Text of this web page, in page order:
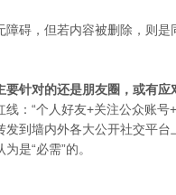
障碍，但若内容被删除，则
针对的还是朋友圈，或有应
：“个人好友+关注公众账
到墙内外各大公开社交平
是“必需”的。